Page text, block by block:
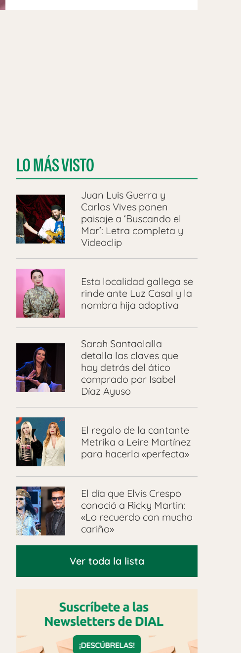
LO MÁS VISTO
Juan Luis Guerra y
Carlos Vives ponen
paisaje a ‘Buscando el
Mar’: Letra completa y
Videoclip
Esta localidad gallega se
rinde ante Luz Casal y la
nombra hija adoptiva
Sarah Santaolalla
detalla las claves que
hay detrás del ático
comprado por Isabel
Díaz Ayuso
El regalo de la cantante
Metrika a Leire Martínez
para hacerla «perfecta»
El día que Elvis Crespo
conoció a Ricky Martin:
«Lo recuerdo con mucho
cariño»
Ver toda la lista